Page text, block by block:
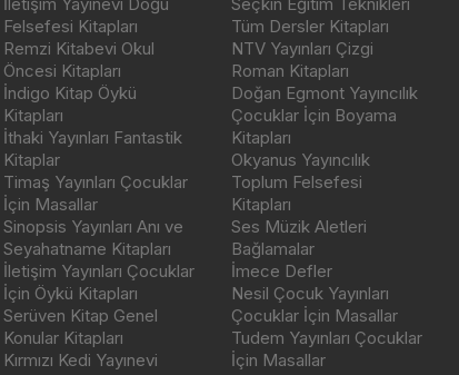
Felsefesi Kitapları
Remzi Kitabevi Okul
Öncesi Kitapları
İndigo Kitap Öykü
Kitapları
İthaki Yayınları Fantastik
Kitaplar
Timaş Yayınları Çocuklar
İçin Masallar
Sinopsis Yayınları Anı ve
Seyahatname Kitapları
İletişim Yayınları Çocuklar
İçin Öykü Kitapları
Serüven Kitap Genel
Konular Kitapları
Kırmızı Kedi Yayınevi
Tüm Dersler Kitapları
NTV Yayınları Çizgi
Roman Kitapları
Doğan Egmont Yayıncılık
Çocuklar İçin Boyama
Kitapları
Okyanus Yayıncılık
Toplum Felsefesi
Kitapları
Ses Müzik Aletleri
Bağlamalar
İmece Defler
Nesil Çocuk Yayınları
Çocuklar İçin Masallar
Tudem Yayınları Çocuklar
İçin Masallar